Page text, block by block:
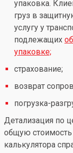
упаковка.
груз в
услугу у
подлежащих
упаковке;
страхование;
возврат
погрузка-
Детализация по
общую
калькулятора